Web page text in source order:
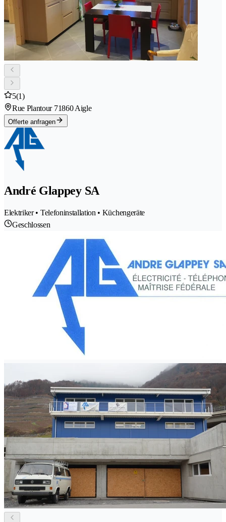
5(1)
Rue Plantour 71860 Aigle
Offerte anfragen
André Glappey SA
Elektriker • Telefoninstallation • Küchengeräte
Geschlossen